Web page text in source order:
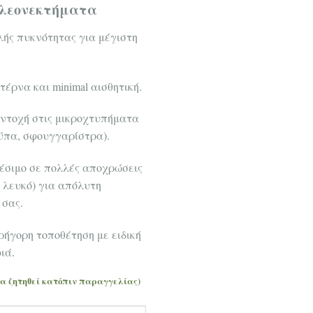
πυκνότητας για μέγιστη
και minimal αισθητική.
στις μικροχτυπήματα
σφουγγαρίστρα).
σε πολλές αποχρώσεις
για απόλυτη
τοποθέτηση με ειδική
ζητηθεί κατόπιν παραγγελίας)